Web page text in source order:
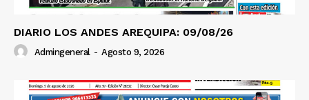
DIARIO LOS ANDES AREQUIPA: 09/08/26
Admingeneral - Agosto 9, 2026